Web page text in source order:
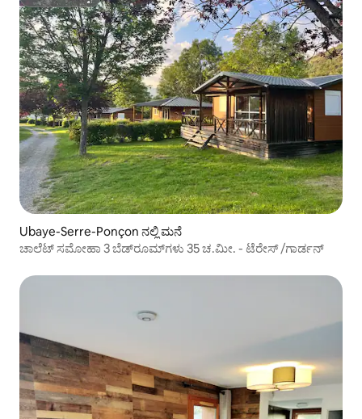
ಸೂಪರ್‌ಹೋಸ್ಟ್
Ubaye-Serre-Ponçon ನಲ್ಲಿ ಮನೆ
ಚಾಲೆಟ್ ಸಮೋಹಾ 3 ಬೆಡ್‌ರೂಮ್‌ಗಳು 35 ಚ.ಮೀ. - ಟೆರೇಸ್ /ಗಾರ್ಡನ್